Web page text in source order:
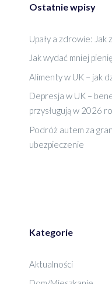
Ostatnie wpisy
Upały a zdrowie: Jak
Jak wydać mniej
Alimenty w UK – jak
Depresja w UK –
przysługują w 2026
Podróż autem za
ubezpieczenie
Kategorie
Aktualności